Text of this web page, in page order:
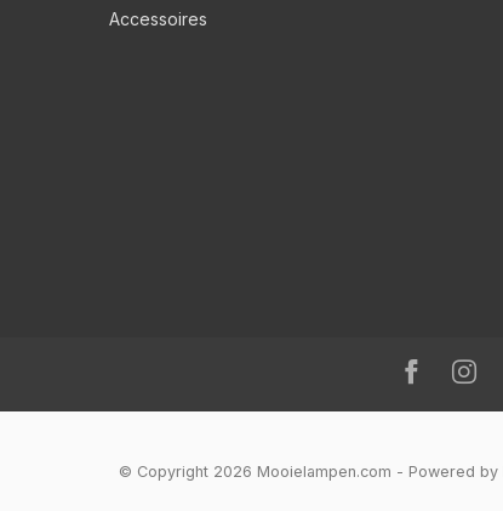
Accessoires
© Copyright 2026 Mooielampen.com - Powered by